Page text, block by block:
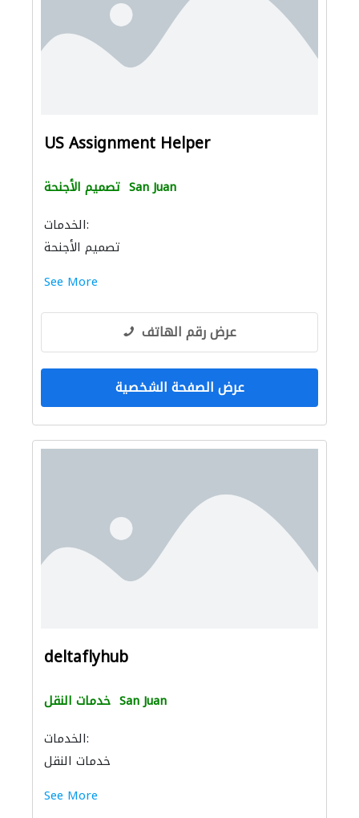
US Assignment Helper
تصميم الأجنحة San Juan
الخدمات:
تصميم الأجنحة
See More
عرض رقم الهاتف
عرض الصفحة الشخصية
deltaflyhub
خدمات النقل San Juan
الخدمات:
خدمات النقل
See More